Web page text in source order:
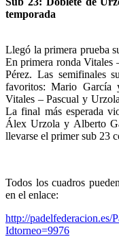
temporada
Llegó la primera prueba
En primera ronda Vitales
Pérez. Las semifinales
favoritos: Mario García
Vitales – Pascual y
La final más esperada
Álex Urzola y Alberto
llevarse el primer sub 23
Todos los cuadros
en el enlace:
http://padelfederacion.es/
Idtorneo=9976